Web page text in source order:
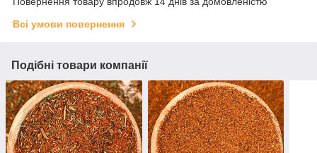
Всі умови повернення
Подібні товари компанії